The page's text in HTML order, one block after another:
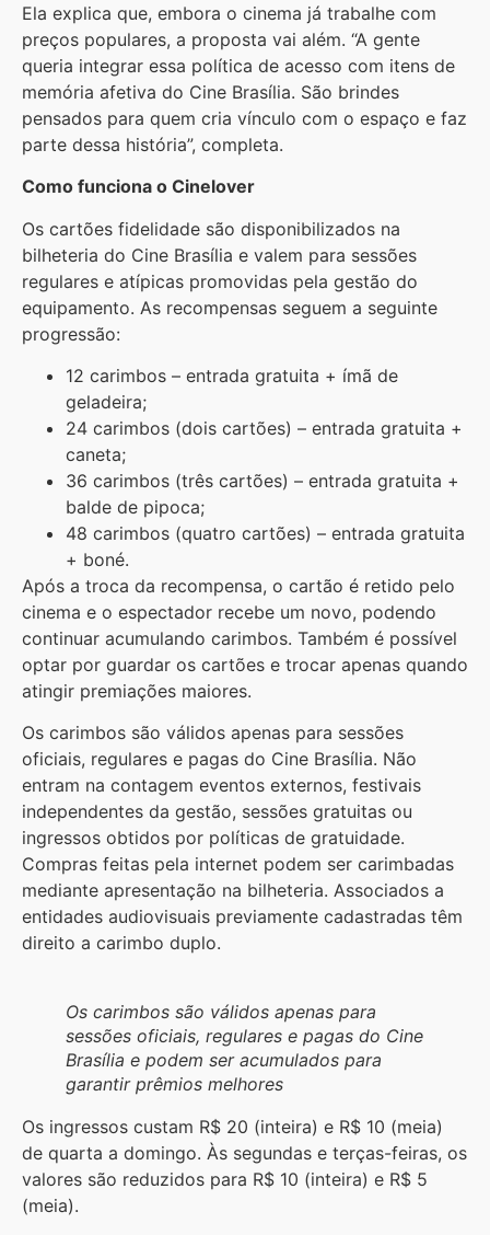
Ela explica que, embora o cinema já trabalhe com
preços populares, a proposta vai além. “A gente
queria integrar essa política de acesso com itens de
memória afetiva do Cine Brasília. São brindes
pensados para quem cria vínculo com o espaço e faz
parte dessa história”, completa.
Como funciona o Cinelover
Os cartões fidelidade são disponibilizados na
bilheteria do Cine Brasília e valem para sessões
regulares e atípicas promovidas pela gestão do
equipamento. As recompensas seguem a seguinte
progressão:
12 carimbos – entrada gratuita + ímã de
geladeira;
24 carimbos (dois cartões) – entrada gratuita +
caneta;
36 carimbos (três cartões) – entrada gratuita +
balde de pipoca;
48 carimbos (quatro cartões) – entrada gratuita
+ boné.
Após a troca da recompensa, o cartão é retido pelo
cinema e o espectador recebe um novo, podendo
continuar acumulando carimbos. Também é possível
optar por guardar os cartões e trocar apenas quando
atingir premiações maiores.
Os carimbos são válidos apenas para sessões
oficiais, regulares e pagas do Cine Brasília. Não
entram na contagem eventos externos, festivais
independentes da gestão, sessões gratuitas ou
ingressos obtidos por políticas de gratuidade.
Compras feitas pela internet podem ser carimbadas
mediante apresentação na bilheteria. Associados a
entidades audiovisuais previamente cadastradas têm
direito a carimbo duplo.
Os carimbos são válidos apenas para
sessões oficiais, regulares e pagas do Cine
Brasília e podem ser acumulados para
garantir prêmios melhores
Os ingressos custam R$ 20 (inteira) e R$ 10 (meia)
de quarta a domingo. Às segundas e terças-feiras, os
valores são reduzidos para R$ 10 (inteira) e R$ 5
(meia).